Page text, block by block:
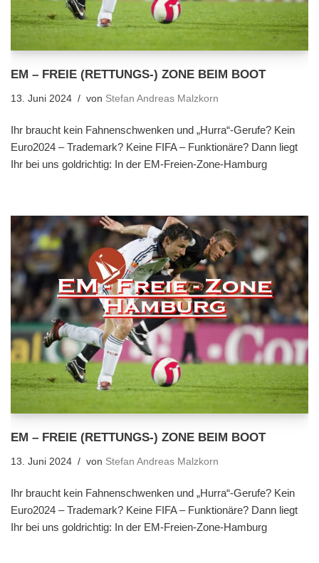
EM – FREIE (RETTUNGS-) ZONE BEIM BOOT
13. Juni 2024 von Stefan Andreas Malzkorn
Ihr braucht kein Fahnenschwenken und „Hurra“-Gerufe? Kein
Euro2024 – Trademark? Keine FIFA – Funktionäre? Dann liegt
Ihr bei uns goldrichtig: In der EM-Freien-Zone-Hamburg
EM – FREIE (RETTUNGS-) ZONE BEIM BOOT
13. Juni 2024 von Stefan Andreas Malzkorn
Ihr braucht kein Fahnenschwenken und „Hurra“-Gerufe? Kein
Euro2024 – Trademark? Keine FIFA – Funktionäre? Dann liegt
Ihr bei uns goldrichtig: In der EM-Freien-Zone-Hamburg